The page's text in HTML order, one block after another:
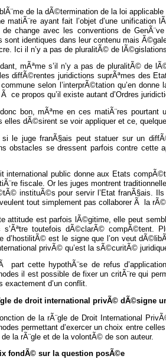
de la dÃ©termination de la loi
matiÃ¨re ayant fait l’objet d’une unification
de change avec les conventions de
sont identiques dans leur contenu mais
Ici il n’y a pas de pluralitÃ© de
mÃªme s’il n’y a pas de pluralitÃ© de
diffÃ©rentes juridictions suprÃªmes des
commune selon l’interprÃ©tation qu’en
ce propos qu’il existe autant d’Ordres
bon, mÃªme en ces matiÃ¨res
elles dÃ©sirent se voir appliquer et ce,
si le juge franÃ§ais peut statuer sur un
obstacles se dressent parfois contre cette
international public donne aux Etats
fiscale. Or les juges montrent
instituÃ©s pour servir l’Etat franÃ§ais.
veulent tout simplement pas collaborer Ã la
attitude est parfois lÃ©gitime, elle peut
s’Ãªtre toutefois dÃ©clarÃ© compÃ©tent.
d’hostilitÃ© est le signe que l’on veut
privÃ© qu’est la sÃ©curitÃ©
part cette hypothÃ¨se de refus
il est possible de fixer un critÃ¨re qui
exactement d’un conflit.
de droit international privÃ© dÃ©signe
de la rÃ¨gle de Droit International
permettant d’exercer un choix entre
la rÃ¨gle et de la volontÃ© de son auteur.
fondÃ© sur la question posÃ©e